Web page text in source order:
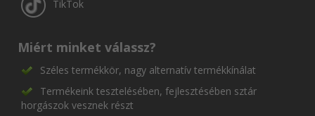
TikTok
Miért minket válassz?
Széles termékkör, nagy alternatív termékkínálat
Termékeink tesztelésében, fejlesztésében sztár
horgászok vesznek részt